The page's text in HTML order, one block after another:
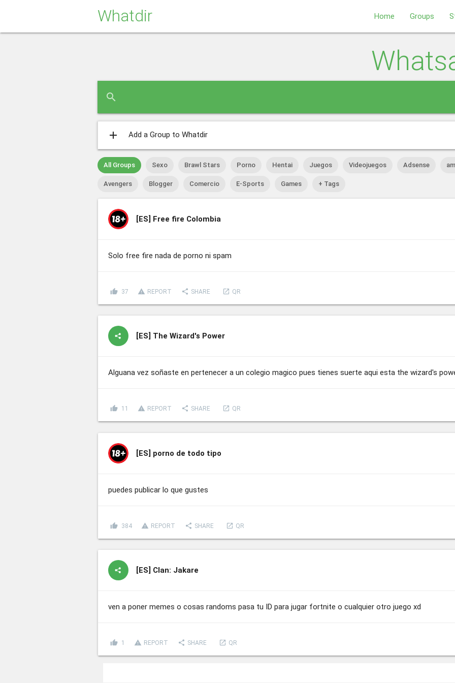
Whatdir Home Groups
search
add Add a Group to Whatdir
All Groups Sexo Brawl Stars Porno Hentai Juegos Videojuegos Adsense
Avengers Blogger Comercio E-Sports Games + Tags
[ES] Free fire Colombia
Solo free fire nada de porno ni spam
thumb_up 37 report_problem REPORT share SHARE launch QR
[ES] The Wizard's Power
Alguana vez soñaste en pertenecer a un colegio magico pues tienes suerte aqui esta the wizard's
thumb_up 11 report_problem REPORT share SHARE launch QR
[ES] porno de todo tipo
puedes publicar lo que gustes
thumb_up 384 report_problem REPORT share SHARE launch QR
[ES] Clan: Jakare
ven a poner memes o cosas randoms pasa tu ID para jugar fortnite o cualquier otro juego xd
thumb_up 1 report_problem REPORT share SHARE launch QR